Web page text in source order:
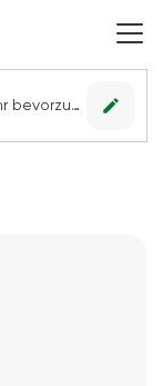
Kein Geschäft ausgewählt. Wählen Sie Ihr bevorzugtes Geschäft, um alle Angebote sehen zu können. edit